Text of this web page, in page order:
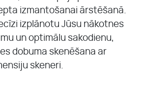
izmantošanai ārstēšanā.
izplānotu Jūsu nākotnes
un optimālu sakodienu,
dobuma skenēšana ar
skeneri.